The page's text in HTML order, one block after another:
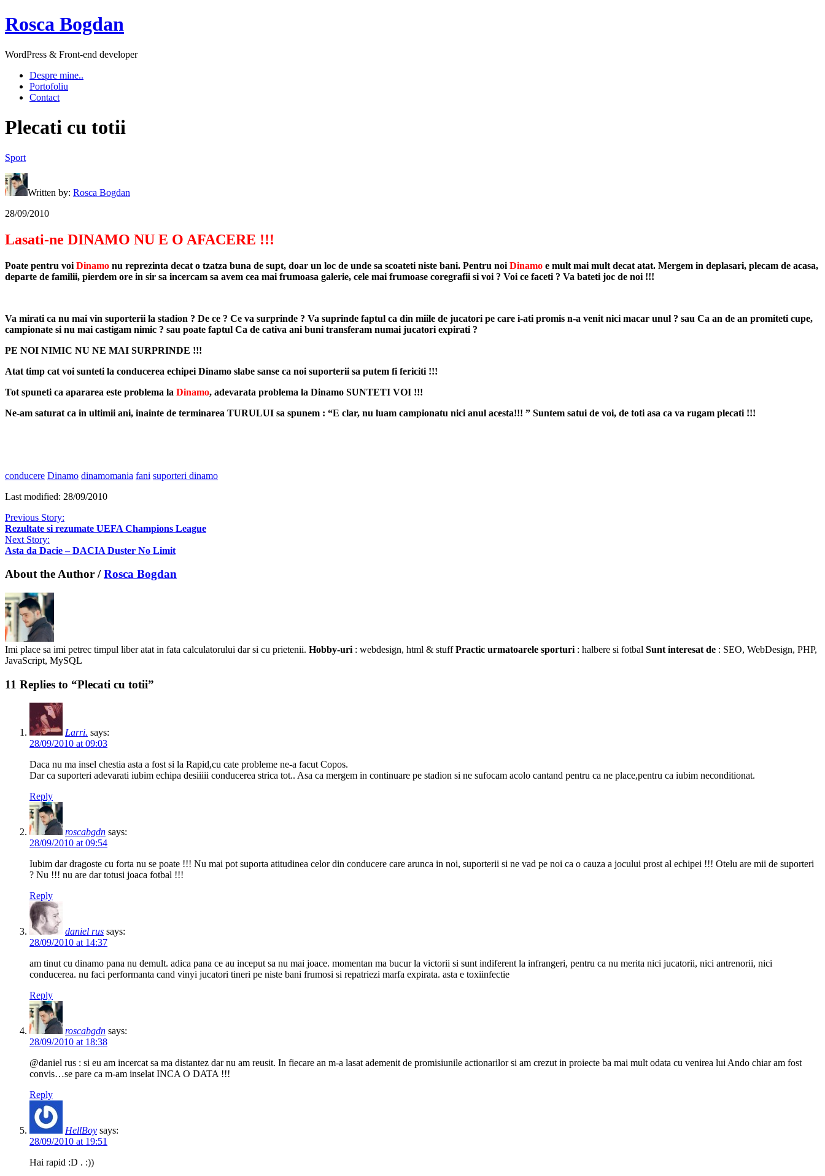
Rosca Bogdan
WordPress & Front-end developer
Despre mine..
Portofoliu
Contact
Plecati cu totii
Sport
Written by: Rosca Bogdan
28/09/2010
Lasati-ne DINAMO NU E O AFACERE !!!
Poate pentru voi Dinamo nu reprezinta decat o tzatza buna de supt, doar un loc de unde sa scoateti niste bani. Pentru noi Dinamo e mult mai mult decat atat. Mergem in deplasari, plecam de acasa,
departe de familii, pierdem ore in sir sa incercam sa avem cea mai frumoasa galerie, cele mai frumoase coregrafii si voi ? Voi ce faceti ? Va bateti joc de noi !!!
Va mirati ca nu mai vin suporterii la stadion ? De ce ? Ce va surprinde ? Va suprinde faptul ca din miile de jucatori pe care i-ati promis n-a venit nici macar unul ? sau Ca an de an promiteti cupe,
campionate si nu mai castigam nimic ? sau poate faptul Ca de cativa ani buni transferam numai jucatori expirati ?
PE NOI NIMIC NU NE MAI SURPRINDE !!!
Atat timp cat voi sunteti la conducerea echipei Dinamo slabe sanse ca noi suporterii sa putem fi fericiti !!!
Tot spuneti ca apararea este problema la Dinamo, adevarata problema la Dinamo SUNTETI VOI !!!
Ne-am saturat ca in ultimii ani, inainte de terminarea TURULUI sa spunem : “E clar, nu luam campionatu nici anul acesta!!! ” Suntem satui de voi, de toti asa ca va rugam plecati !!!
conducere Dinamo dinamomania fani suporteri dinamo
Last modified: 28/09/2010
Previous Story:
Rezultate si rezumate UEFA Champions League
Next Story:
Asta da Dacie – DACIA Duster No Limit
About the Author /Rosca Bogdan
Imi place sa imi petrec timpul liber atat in fata calculatorului dar si cu prietenii. Hobby-uri : webdesign, html & stuffPractic urmatoarele sporturi : halbere si fotbal Sunt interesat de : SEO, WebDesign, PHP,
JavaScript, MySQL
11 Replies to “Plecati cu totii”
Larri. says:
28/09/2010 at 09:03
Daca nu ma insel chestia asta a fost si la Rapid,cu cate probleme ne-a facut Copos.
Dar ca suporteri adevarati iubim echipa desiiiii conducerea strica tot.. Asa ca mergem in continuare pe stadion si ne sufocam acolo cantand pentru ca ne place,pentru ca iubim neconditionat.
Reply
roscabgdn says:
28/09/2010 at 09:54
Iubim dar dragoste cu forta nu se poate !!! Nu mai pot suporta atitudinea celor din conducere care arunca in noi, suporterii si ne vad pe noi ca o cauza a jocului prost al echipei !!! Otelu are mii de suporteri
? Nu !!! nu are dar totusi joaca fotbal !!!
Reply
daniel rus says:
28/09/2010 at 14:37
am tinut cu dinamo pana nu demult. adica pana ce au inceput sa nu mai joace. momentan ma bucur la victorii si sunt indiferent la infrangeri, pentru ca nu merita nici jucatorii, nici antrenorii, nici
conducerea. nu faci performanta cand vinyi jucatori tineri pe niste bani frumosi si repatriezi marfa expirata. asta e toxiinfectie
Reply
roscabgdn says:
28/09/2010 at 18:38
@daniel rus : si eu am incercat sa ma distantez dar nu am reusit. In fiecare an m-a lasat ademenit de promisiunile actionarilor si am crezut in proiecte ba mai mult odata cu venirea lui Ando chiar am fost
convis…se pare ca m-am inselat INCA O DATA !!!
Reply
HellBoy says:
28/09/2010 at 19:51
Hai rapid :D . :))